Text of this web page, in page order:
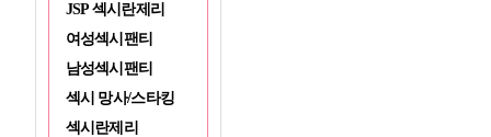
JSP 섹시란제리
여성섹시팬티
남성섹시팬티
섹시 망사/스타킹
섹시란제리